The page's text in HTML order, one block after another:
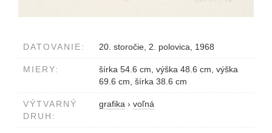
DATOVANIE: 20. storočie, 2. polovica, 1968
MIERY:
šírka 54.6 cm, výška 48.6 cm, výška
69.6 cm, šírka 38.6 cm
VÝTVARNÝ
DRUH:
grafika › voľná